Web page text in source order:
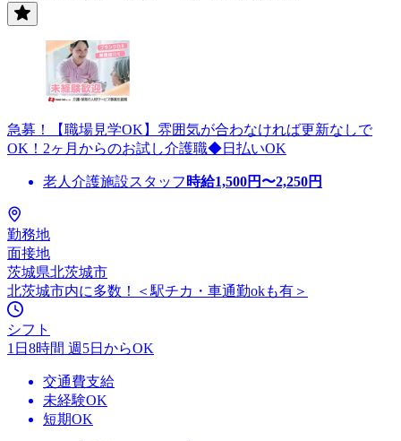
急募！【職場見学OK】雰囲気が合わなければ更新なしで
OK！2ヶ月からのお試し介護職◆日払いOK
老人介護施設スタッフ 時給1,500円〜2,250円
勤務地
面接地
茨城県北茨城市
北茨城市内に多数！＜駅チカ・車通勤okも有＞
シフト
1日8時間 週5日からOK
交通費支給
未経験OK
短期OK